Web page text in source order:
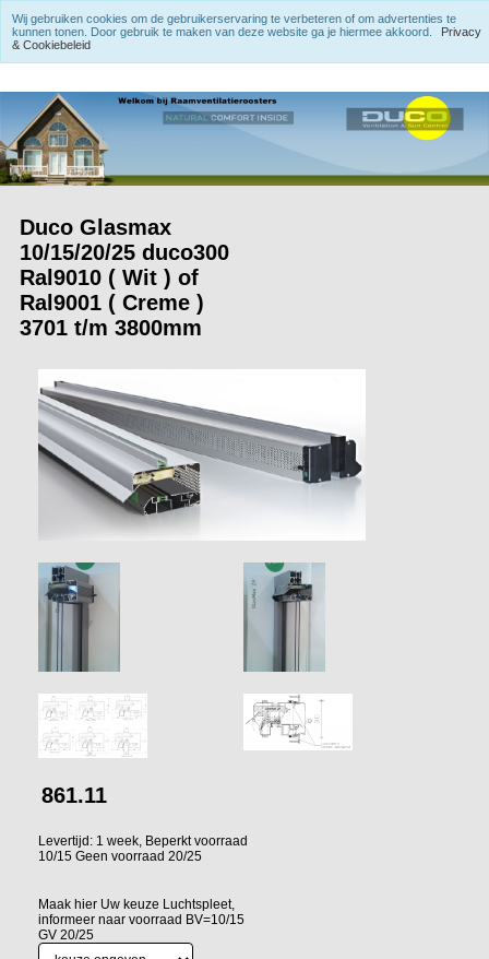
Duco Glasmax
10/15/20/25 duco300
Ral9010 ( Wit ) of
Ral9001 ( Creme )
3701 t/m 3800mm
861.11
Levertijd: 1 week, Beperkt voorraad
10/15 Geen voorraad 20/25
Maak hier Uw keuze Luchtspleet,
informeer naar voorraad BV=10/15
GV 20/25
Wij gebruiken cookies om de gebruikerservaring te verbeteren of om advertenties te
kunnen tonen. Door gebruik te maken van deze website ga je hiermee akkoord.
Privacy
& Cookiebeleid